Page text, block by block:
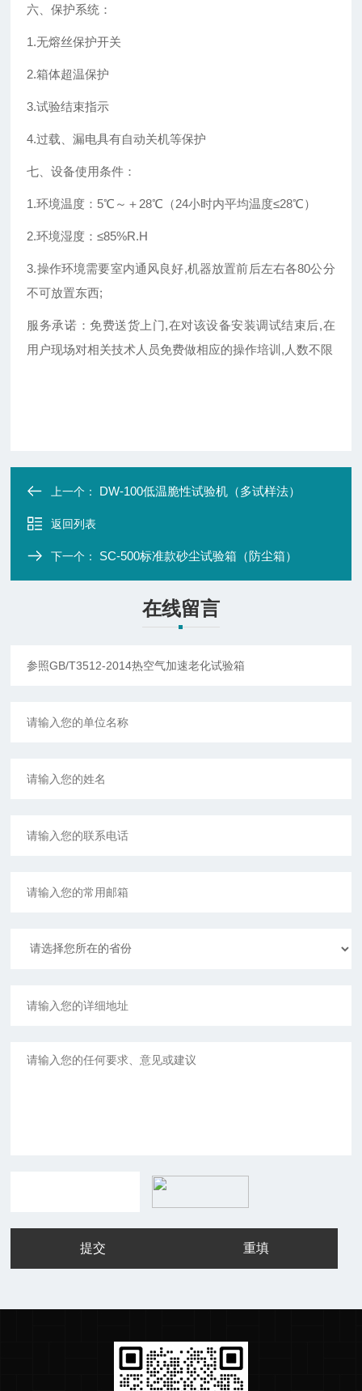
六、保护系统：
1.无熔丝保护开关
2.箱体超温保护
3.试验结束指示
4.过载、漏电具有自动关机等保护
七、设备使用条件：
1.环境温度：5℃～＋28℃（24小时内平均温度≤28℃）
2.环境湿度：≤85%R.H
3.操作环境需要室内通风良好,机器放置前后左右各80公分
不可放置东西;
服务承诺：免费送货上门,在对该设备安装调试结束后,在
用户现场对相关技术人员免费做相应的操作培训,人数不限
上一个： DW-100低温脆性试验机（多试样法）
返回列表
下一个： SC-500标准款砂尘试验箱（防尘箱）
在线留言